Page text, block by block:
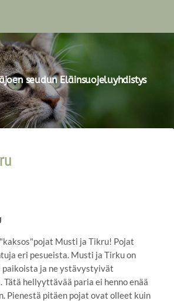
seudun Eläinsuojeluyhdistys
Musti ja Tikru! Pojat
eri pesueista. Musti ja Tirku on
ja ne ystävystyivät
hellyyttävää paria ei henno enää
Pienestä pitäen pojat ovat olleet kuin